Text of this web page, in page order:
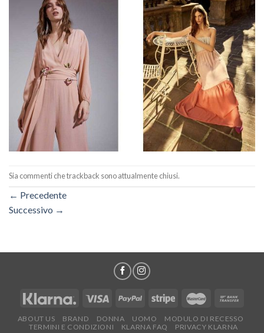
Sia commenti che trackback sono attualmente chiusi.
← Precedente
Successivo →
ABOUT US BRAND DONNA UOMO
MODULO DI RECESSO
TERMINI E CONDIZIONI
KLARNA FAQ PRIVACY KLARNA